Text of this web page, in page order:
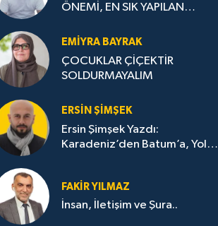
ÖNEMİ, EN SIK YAPILAN
STRATEJİLERİ
EMIYRA BAYRAK
ÇOCUKLAR ÇİÇEKTİR
SOLDURMAYALIM
ERSIN ŞIMŞEK
Ersin Şimşek Yazdı:
Karadeniz’den Batum’a, Yolun
FAKIR YILMAZ
İnsan, İletişim ve Şura..